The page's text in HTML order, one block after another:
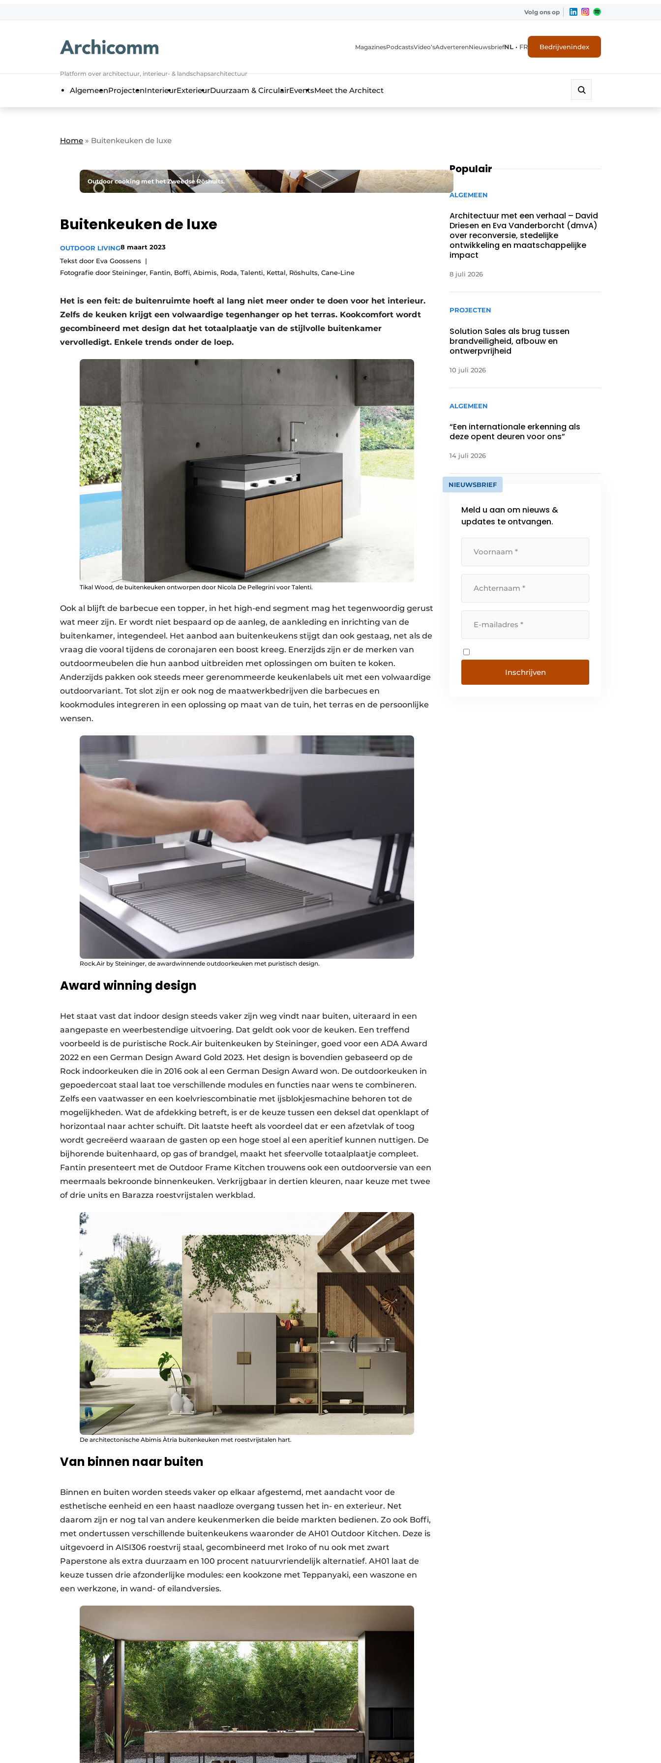
Volg ons op
Platform over architectuur, interieur- & landschapsarchitectuur
MagazinesPodcastsVideo’sAdverterenNieuwsbriefNL • FR Bedrijvenindex
AlgemeenProjectenInterieurExterieurDuurzaam & CirculairEventsMeet the Architect
Home » Buitenkeuken de luxe
Outdoor cooking met het Zweedse Röshults.
Buitenkeuken de luxe
OUTDOOR LIVING8 maart 2023
Tekst door Eva Goossens
Fotografie door Steininger, Fantin, Boffi, Abimis, Roda, Talenti, Kettal, Röshults, Cane-Line
Het is een feit: de buitenruimte hoeft al lang niet meer onder te doen voor het interieur.
Zelfs de keuken krijgt een volwaardige tegenhanger op het terras. Kookcomfort wordt
gecombineerd met design dat het totaalplaatje van de stijlvolle buitenkamer
vervolledigt. Enkele trends onder de loep.
Tikal Wood, de buitenkeuken ontworpen door Nicola De Pellegrini voor Talenti.
Ook al blijft de barbecue een topper, in het high-end segment mag het tegenwoordig gerust
wat meer zijn. Er wordt niet bespaard op de aanleg, de aankleding en inrichting van de
buitenkamer, integendeel. Het aanbod aan buitenkeukens stijgt dan ook gestaag, net als de
vraag die vooral tijdens de coronajaren een boost kreeg. Enerzijds zijn er de merken van
outdoormeubelen die hun aanbod uitbreiden met oplossingen om buiten te koken.
Anderzijds pakken ook steeds meer gerenommeerde keukenlabels uit met een volwaardige
outdoorvariant. Tot slot zijn er ook nog de maatwerkbedrijven die barbecues en
kookmodules integreren in een oplossing op maat van de tuin, het terras en de persoonlijke
wensen.
Rock.Air by Steininger, de awardwinnende outdoorkeuken met puristisch design.
Award winning design
Het staat vast dat indoor design steeds vaker zijn weg vindt naar buiten, uiteraard in een
aangepaste en weerbestendige uitvoering. Dat geldt ook voor de keuken. Een treffend
voorbeeld is de puristische Rock.Air buitenkeuken by Steininger, goed voor een ADA Award
2022 en een German Design Award Gold 2023. Het design is bovendien gebaseerd op de
Rock indoorkeuken die in 2016 ook al een German Design Award won. De outdoorkeuken in
gepoedercoat staal laat toe verschillende modules en functies naar wens te combineren.
Zelfs een vaatwasser en een koelvriescombinatie met ijsblokjesmachine behoren tot de
mogelijkheden. Wat de afdekking betreft, is er de keuze tussen een deksel dat openklapt of
horizontaal naar achter schuift. Dit laatste heeft als voordeel dat er een afzetvlak of toog
wordt gecreëerd waaraan de gasten op een hoge stoel al een aperitief kunnen nuttigen. De
bijhorende buitenhaard, op gas of brandgel, maakt het sfeervolle totaalplaatje compleet.
Fantin presenteert met de Outdoor Frame Kitchen trouwens ook een outdoorversie van een
meermaals bekroonde binnenkeuken. Verkrijgbaar in dertien kleuren, naar keuze met twee
of drie units en Barazza roestvrijstalen werkblad.
De architectonische Abimis Àtria buitenkeuken met roestvrijstalen hart.
Van binnen naar buiten
Binnen en buiten worden steeds vaker op elkaar afgestemd, met aandacht voor de
esthetische eenheid en een haast naadloze overgang tussen het in- en exterieur. Net
daarom zijn er nog tal van andere keukenmerken die beide markten bedienen. Zo ook Boffi,
met ondertussen verschillende buitenkeukens waaronder de AH01 Outdoor Kitchen. Deze is
uitgevoerd in AISI306 roestvrij staal, gecombineerd met Iroko of nu ook met zwart
Paperstone als extra duurzaam en 100 procent natuurvriendelijk alternatief. AH01 laat de
keuze tussen drie afzonderlijke modules: een kookzone met Teppanyaki, een waszone en
een werkzone, in wand- of eilandversies.
Populair
ALGEMEEN
Architectuur met een verhaal – David
Driesen en Eva Vanderborcht (dmvA)
over reconversie, stedelijke
ontwikkeling en maatschappelijke
impact
8 juli 2026
PROJECTEN
Solution Sales als brug tussen
brandveiligheid, afbouw en
ontwerpvrijheid
10 juli 2026
ALGEMEEN
“Een internationale erkenning als
deze opent deuren voor ons”
14 juli 2026
NIEUWSBRIEF
Meld u aan om nieuws &
updates te ontvangen.
Inschrijven